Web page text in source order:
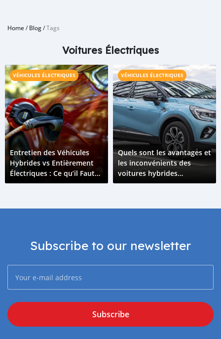
Home /Blog/Tags
Voitures Électriques
VÉHICULES ÉLECTRIQUES
Entretien des Véhicules
Hybrides vs Entièrement
Électriques : Ce qu’il Faut
Savoir
VÉHICULES ÉLECTRIQUES
Quels sont les avantages et
les inconvénients des
voitures hybrides
rechargeables par rapport
Subscribe to our newsletter
Subscribe